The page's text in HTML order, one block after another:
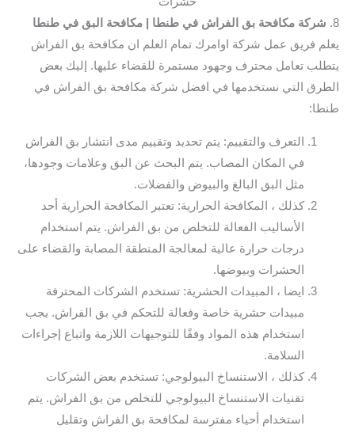
8. شركة مكافحة بق الفراش في طنطا
| مكافحة البق في طنطا
يعلم فريق عمل شركة اوامرك تمام العلم ان مكافحة بق الفراش
يتطلب تعامل محترف وجهود مستمرة للقضاء عليها. إليك بعض
الطرق التي نستخدمها في افضل شركة مكافحة بق الفراش في
طنطا:
التعرف والتقييم: يتم تحديد وتقييم مدى انتشار بق الفراش
في المكان المصاب. يتم البحث عن البق وعلامات وجودها،
مثل البق البالغ والبيوض والفضلات.
كذلك ، المكافحة الحرارية: تعتبر المكافحة الحرارية أحد
الأساليب الفعالة للتخلص من بق الفراش. يتم استخدام
درجات حرارة عالية لمعالجة المنطقة المصابة والقضاء على
الحشرات وبيوضها.
ايضا ، المبيدات الحشرية: تستخدم الشركات المحترفة
مبيدات حشرية خاصة وفعالة للتحكم في بق الفراش. يجب
استخدام هذه المواد وفقًا للتوجيهات اللازمة واتباع إجراءات
السلامة.
كذلك ، الاستنساخ البيولوجي: تستخدم بعض الشركات
تقنيات الاستنساخ البيولوجي للتخلص من بق الفراش. يتم
استخدام أحياء مفترسة لمكافحة بق الفراش وتقليل